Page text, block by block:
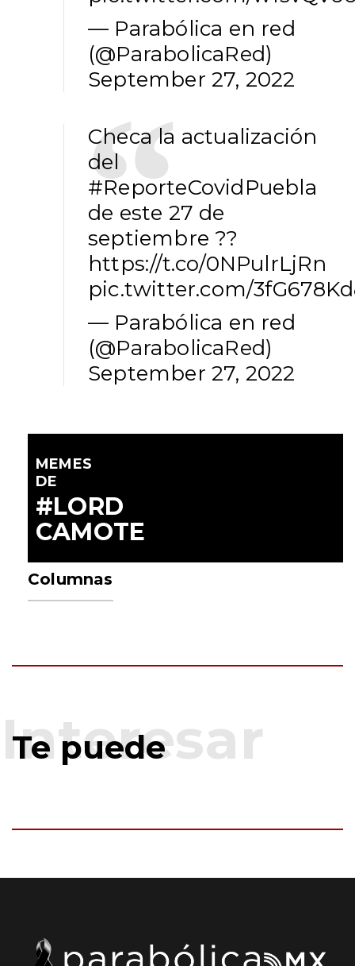
— Parabólica en red
(@ParabolicaRed)
September 27, 2022
Checa la actualización
del
#ReporteCovidPuebla
de este 27 de
septiembre ??
https://t.co/0NPulrLjRn
pic.twitter.com/
— Parabólica en red
(@ParabolicaRed)
September 27, 2022
MEMES
DE
#LORD
CAMOTE
Columnas
Te puede